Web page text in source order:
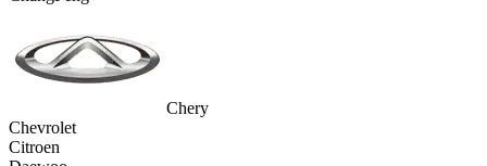
Chery
Chevrolet
Citroen